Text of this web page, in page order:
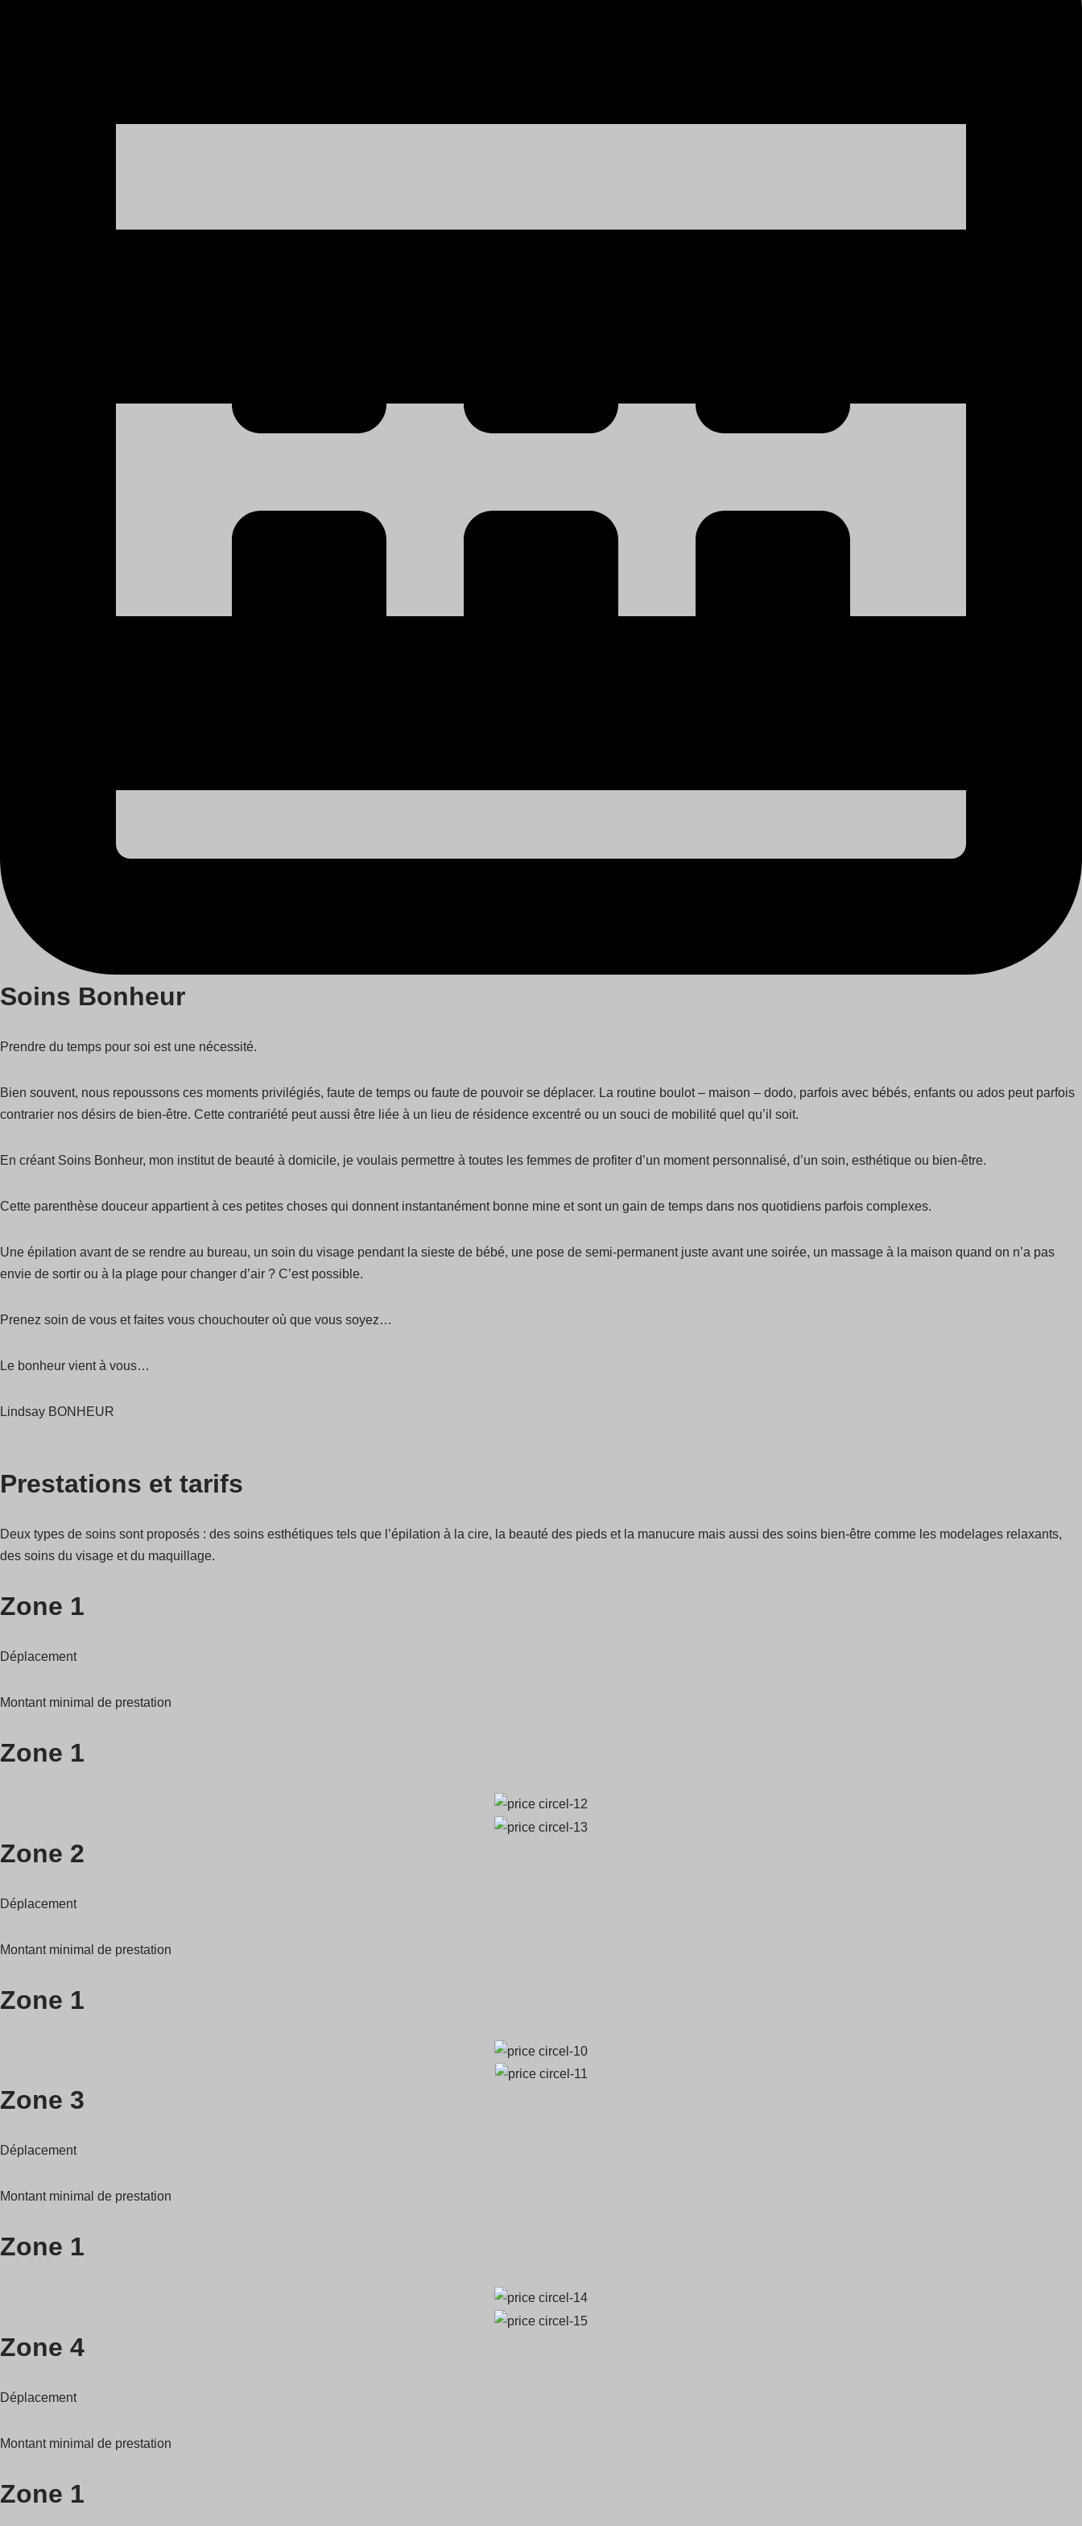
Soins Bonheur
Prendre du temps pour soi est une nécessité.
Bien souvent, nous repoussons ces moments privilégiés, faute de temps ou faute de pouvoir se déplacer. La routine boulot – maison – dodo, parfois avec bébés, enfants ou ados peut parfois
contrarier nos désirs de bien-être. Cette contrariété peut aussi être liée à un lieu de résidence excentré ou un souci de mobilité quel qu’il soit.
En créant Soins Bonheur, mon institut de beauté à domicile, je voulais permettre à toutes les femmes de profiter d’un moment personnalisé, d’un soin, esthétique ou bien-être.
Cette parenthèse douceur appartient à ces petites choses qui donnent instantanément bonne mine et sont un gain de temps dans nos quotidiens parfois complexes.
Une épilation avant de se rendre au bureau, un soin du visage pendant la sieste de bébé, une pose de semi-permanent juste avant une soirée, un massage à la maison quand on n’a pas
envie de sortir ou à la plage pour changer d’air ? C’est possible.
Prenez soin de vous et faites vous chouchouter où que vous soyez…
Le bonheur vient à vous…
Lindsay BONHEUR
Prestations et tarifs
Deux types de soins sont proposés : des soins esthétiques tels que l’épilation à la cire, la beauté des pieds et la manucure mais aussi des soins bien-être comme les modelages relaxants,
des soins du visage et du maquillage.
Zone 1
Déplacement
Montant minimal de prestation
Zone 1
Zone 2
Déplacement
Montant minimal de prestation
Zone 1
Zone 3
Déplacement
Montant minimal de prestation
Zone 1
Zone 4
Déplacement
Montant minimal de prestation
Zone 1